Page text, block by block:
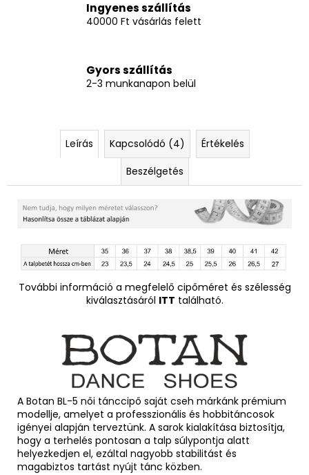
Ingyenes szállítás
40000 Ft vásárlás felett
Gyors szállítás
2-3 munkanapon belül
Leírás Kapcsolódó (4)
Értékelés
Beszélgetés
További információ a megfelelő cipőméret és szélesség
kiválasztásáról ITT található.
A Botan BL-5 női tánccipő saját cseh márkánk prémium
modellje, amelyet a professzionális és hobbitáncosok
igényei alapján terveztünk. A sarok kialakítása biztosítja,
hogy a terhelés pontosan a talp súlypontja alatt
helyezkedjen el, ezáltal nagyobb stabilitást és
magabiztos tartást nyújt tánc közben.